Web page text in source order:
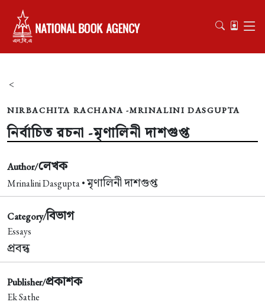
<
NIRBACHITA RACHANA -MRINALINI DASGUPTA
নির্বাচিত রচনা -মৃণালিনী দাশগুপ্ত
Author/লেখক
Mrinalini Dasgupta •মৃণালিনী দাশগুপ্ত
Category/বিভাগ
Essays
প্রবন্ধ
Publisher/প্রকাশক
Ek Sathe